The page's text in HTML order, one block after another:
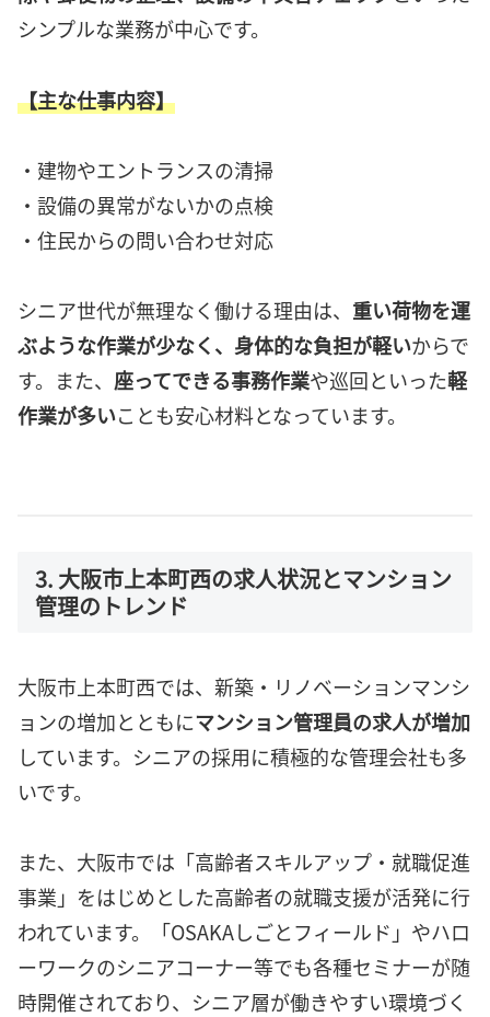
シンプルな業務が中心です。
【主な仕事内容】
・建物やエントランスの清掃
・設備の異常がないかの点検
・住民からの問い合わせ対応
シニア世代が無理なく働ける理由は、 重い荷物を運
ぶような作業が少なく、身体的な負担が軽いからで
す。また、 座ってできる事務作業や巡回といった軽
作業が多いことも安心材料となっています。
3. 大阪市上本町西の求人状況とマンション
管理のトレンド
大阪市上本町西では、新築・リノベーションマンシ
ョンの増加とともにマンション管理員の求人が増加
しています。シニアの採用に積極的な管理会社も多
いです。
また、大阪市では「高齢者スキルアップ・就職促進
事業」をはじめとした高齢者の就職支援が活発に行
われています。「OSAKAしごとフィールド」やハロ
ーワークのシニアコーナー等でも各種セミナーが随
時開催されており、シニア層が働きやすい環境づく